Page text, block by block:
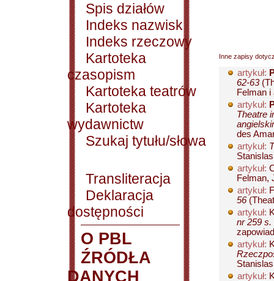
Spis działów
Indeks nazwisk
Indeks rzeczowy
Kartoteka
czasopism
Kartoteka teatrów
Kartoteka
wydawnictw
Szukaj tytułu/słowa
Transliteracja
Deklaracja
dostępności
O PBL
ŹRÓDŁA
DANYCH
Inne zapisy
artykuł:
62-63
Felman i
artykuł:
Theatre
des
artykuł:
artykuł:
Felman,
artykuł:
56
artykuł:
nr 259 s.
artykuł:
artykuł: